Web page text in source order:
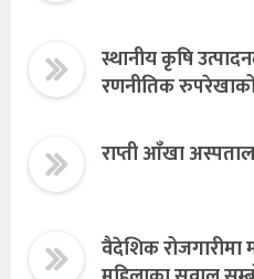
स्थानीय कृषि
रणनीतिक
राप्ती आँखा
वैदेशिक रोजगारीमा